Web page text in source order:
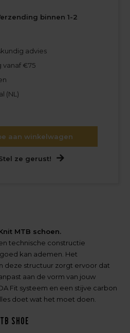
binnen 1-2
advies
vanaf €75
(NL)
aan winkelwagen
ze gerust!
MTB schoen.
technische constructie
kan ademen. Het
deze structuur zorgt ervoor dat
aan de vorm van jouw
Fit systeem en een stijve carbon
doet wat het moet doen.
shoe